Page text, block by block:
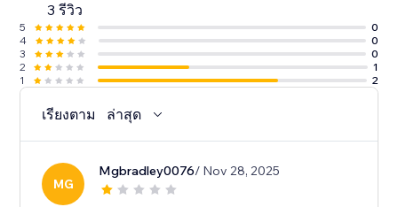
3 รีวิว
5
0
4
0
3
0
2
1
1
2
เรียงตาม ล่าสุด
MG
Mgbradley0076/ Nov 28, 2025